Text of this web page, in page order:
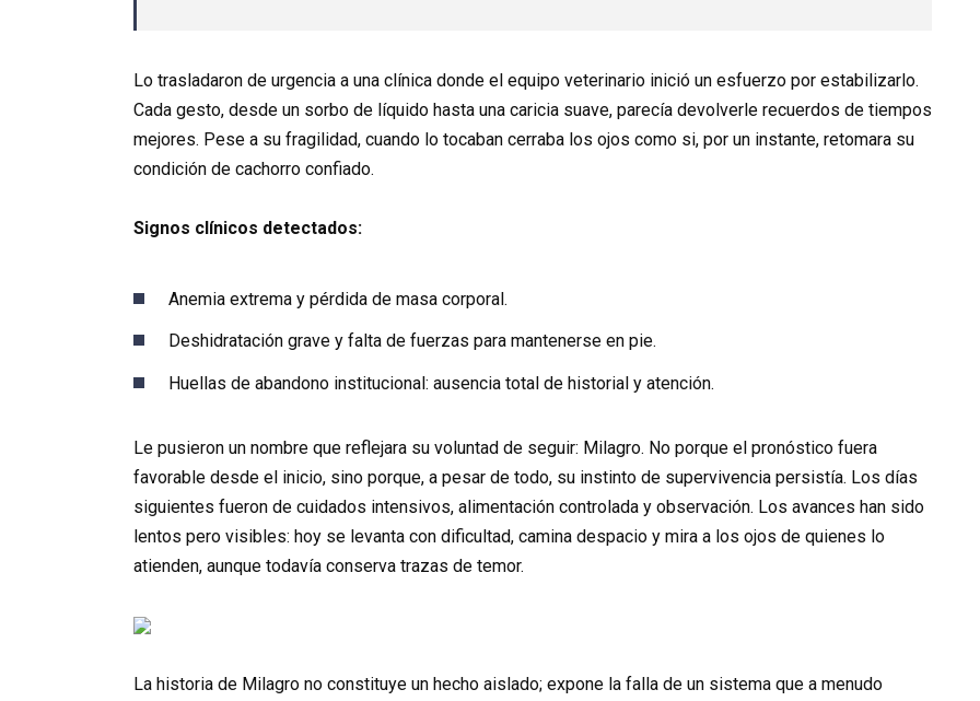
Lo trasladaron de urgencia a una clínica donde el equipo veterinario inició un esfuerzo por estabilizarlo.
Cada gesto, desde un sorbo de líquido hasta una caricia suave, parecía devolverle recuerdos de tiempos
mejores. Pese a su fragilidad, cuando lo tocaban cerraba los ojos como si, por un instante, retomara su
condición de cachorro confiado.
Signos clínicos detectados:
Anemia extrema y pérdida de masa corporal.
Deshidratación grave y falta de fuerzas para mantenerse en pie.
Huellas de abandono institucional: ausencia total de historial y atención.
Le pusieron un nombre que reflejara su voluntad de seguir: Milagro. No porque el pronóstico fuera
favorable desde el inicio, sino porque, a pesar de todo, su instinto de supervivencia persistía. Los días
siguientes fueron de cuidados intensivos, alimentación controlada y observación. Los avances han sido
lentos pero visibles: hoy se levanta con dificultad, camina despacio y mira a los ojos de quienes lo
atienden, aunque todavía conserva trazas de temor.
La historia de Milagro no constituye un hecho aislado; expone la falla de un sistema que a menudo